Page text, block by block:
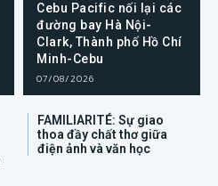
Cebu Pacific nối lại các
đường bay Hà Nội-
Clark, Thành phố Hồ Chí
Minh-Cebu
07/08/2026
FAMILIARITÉ: Sự giao
thoa đầy chất thơ giữa
điện ảnh và văn học